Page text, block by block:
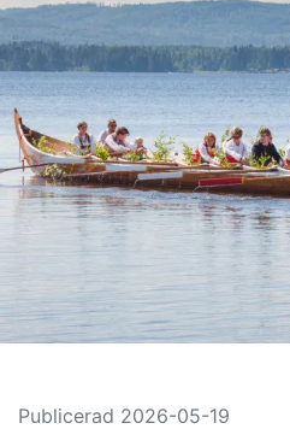
Publicerad 2026-05-19